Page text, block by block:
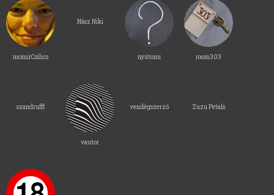
momirCsilics
Nász Niki
nyútomi room303
szandrufff
vautor
vendégszerző Zuzu Petals